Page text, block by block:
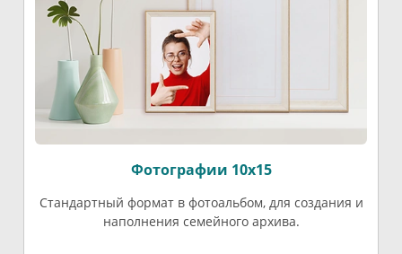
Фотографии 10х15
Стандартный формат в фотоальбом, для создания и
наполнения семейного архива.